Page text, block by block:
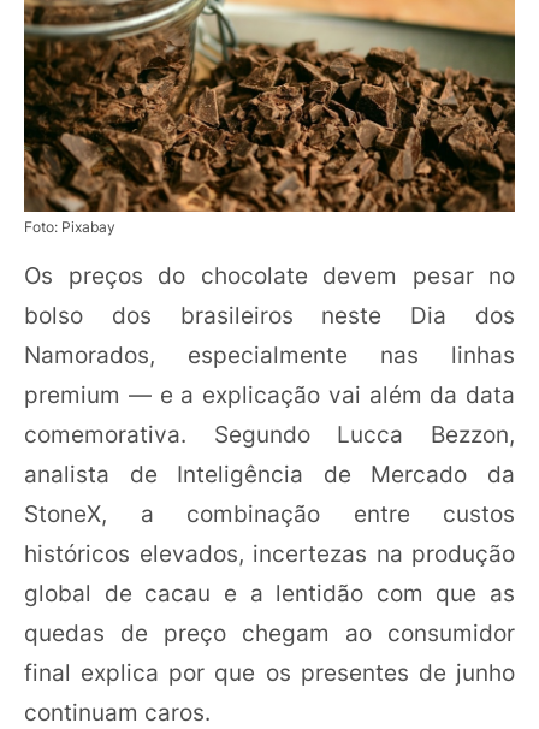
Foto: Pixabay
Os preços do chocolate devem pesar no
bolso dos brasileiros neste Dia dos
Namorados, especialmente nas linhas
premium — e a explicação vai além da data
comemorativa. Segundo Lucca Bezzon,
analista de Inteligência de Mercado da
StoneX, a combinação entre custos
históricos elevados, incertezas na produção
global de cacau e a lentidão com que as
quedas de preço chegam ao consumidor
final explica por que os presentes de junho
continuam caros.